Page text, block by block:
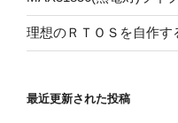
理想のＲＴＯＳを自作す
最近更新された投稿